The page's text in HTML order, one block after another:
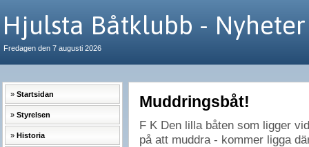
Hjulsta Båtklubb - Nyheter
Fredagen den 7 augusti 2026
Startsidan
Styrelsen
Historia
Muddringsbåt!
F K Den lilla båten som ligger
på att muddra - kommer ligga